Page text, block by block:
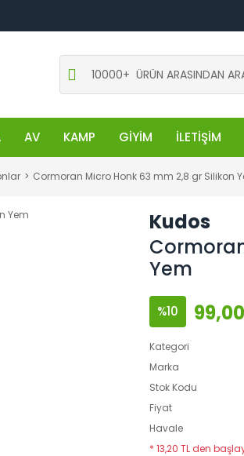
AV KAMP GİYİM İLETİŞİM
Cormoran Micro Honk 63 mm 2,8 gr Silikon
Kudos
Yem
%10
Kategori
Marka
Stok Kodu
Fiyat
Havale
* 13,20 TL den